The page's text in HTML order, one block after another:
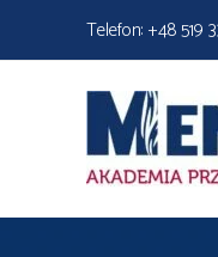
to content
Telefon: +48 519